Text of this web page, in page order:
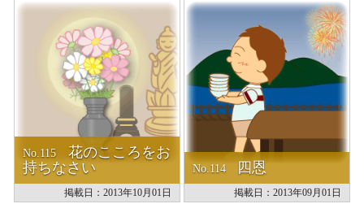
No.115
花のこころをお
持ちなさい
掲載日：2013年10月01日
No.114 四恩
掲載日：2013年09月01日